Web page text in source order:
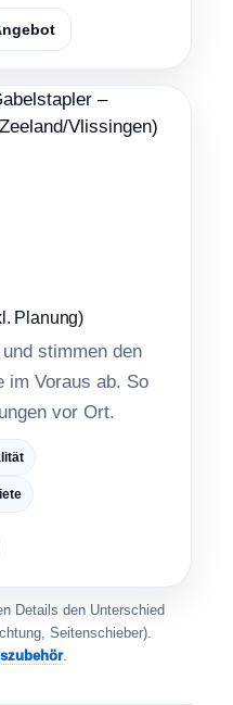
Planung)
stimmen den
im Voraus ab. So
vor Ort.
Details den Unterschied
Seitenschieber).
.